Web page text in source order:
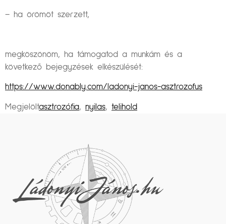
– ha örömöt szerzett,
megköszönöm, ha támogatod a munkám és a
következő bejegyzések elkészülését:
https://www.donably.com/ladonyi-janos-asztrozofus
Megjelöltasztrozófia, nyilas, telihold